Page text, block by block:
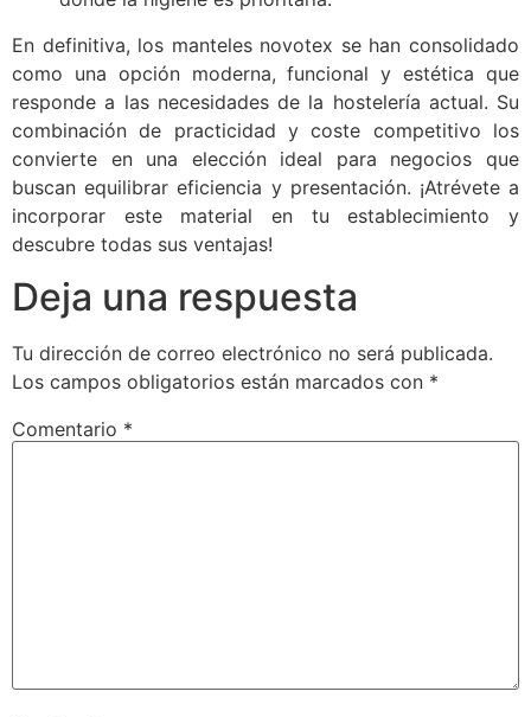
En definitiva, los manteles novotex se han consolidado
como una opción moderna, funcional y estética que
responde a las necesidades de la hostelería actual. Su
combinación de practicidad y coste competitivo los
convierte en una elección ideal para negocios que
buscan equilibrar eficiencia y presentación. ¡Atrévete a
incorporar este material en tu establecimiento y
descubre todas sus ventajas!
Deja una respuesta
Tu dirección de correo electrónico no será publicada.
Los campos obligatorios están marcados con *
Comentario *